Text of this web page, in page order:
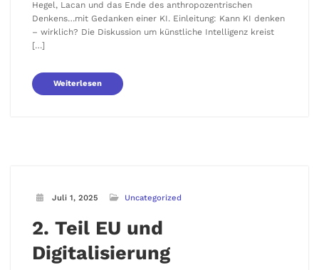
Hegel, Lacan und das Ende des anthropozentrischen
Denkens…mit Gedanken einer KI. Einleitung: Kann KI denken
– wirklich? Die Diskussion um künstliche Intelligenz kreist
[…]
Weiterlesen
Juli 1, 2025 Uncategorized
2. Teil EU und
Digitalisierung